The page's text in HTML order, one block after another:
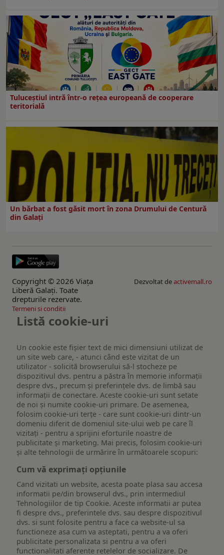
Tuluceștiul intră într-o rețea europeană de cooperare
teritorială
Un bărbat a fost găsit mort în zona Drumului de Centură
din Galați
Copyright © 2026 Viaţa
Liberă Galaţi. Toate
drepturile rezervate.
Dezvoltat deactivemall.ro
Termeni si conditii
Listă cookie-uri
Un cookie este fişier text de mici dimensiuni utilizat de
un site web care, - atunci când este vizitat de un
utilizator - solicită browserului să-l stocheze pe
dispozitivul dvs. pentru a păstra în memorie informații
despre dvs., precum și preferințele dvs. de limbă sau
informații de conectare. Aceste cookie-uri sunt setate
de noi și numite cookie-uri primare. De asemenea,
folosim cookie-uri terțe - care sunt cookie-uri dintr-un
domeniu diferit de domeniul site-ului web pe care îl
vizitați - pentru a sprijini eforturile noastre de
publicitate și marketing. Mai precis, folosim cookie-uri
și alte tehnologii de urmărire în următoarele scopuri:
Cum vă exprimați opțiunile
Cand vizitati un website, acesta poate plasa sau accesa
informatii pe/din browserul dvs., prin intermediul
Tehnologiilor de tip Cookie. Aceste informatii ar putea
fi despre dvs., preferintele dvs. sau despre dispozitivul
dvs. si sunt folosite pentru a face ca website-ul sa
functioneze asa cum va asteptati, pentru a va oferi
publicitate personalizata si pentru a va oferi
functionalitati aferente retelelor de socializare. De